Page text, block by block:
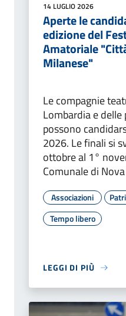
14 LUGLIO 2026
Aperte le
edizione del
Amatoriale
Milanese"
Le compagnie
Lombardia e
possono
2026. Le finali si
ottobre al 1°
Comunale di
Associazioni
Tempo libero
LEGGI DI PIÙ